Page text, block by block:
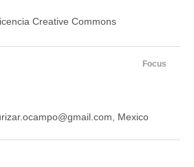
Creative Commons
Focus
Mexico